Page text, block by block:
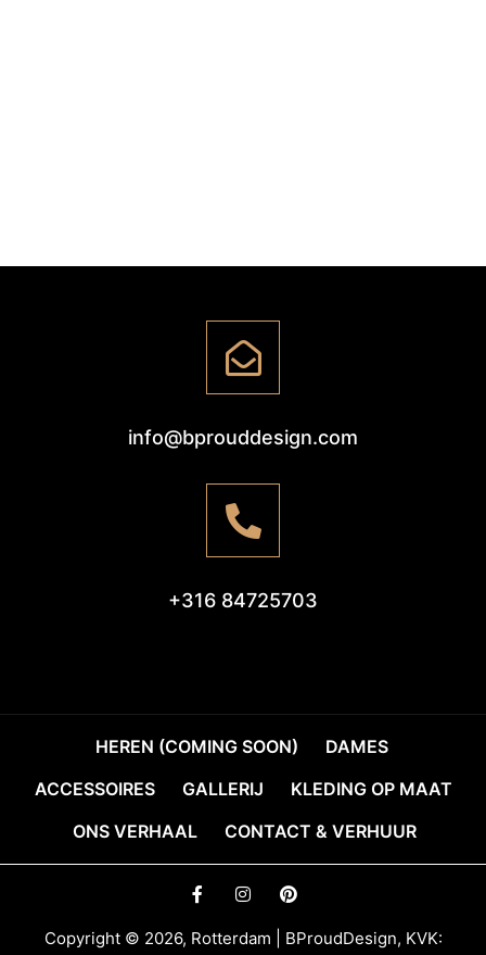
info@bprouddesign.com
+316 84725703
HEREN (COMING SOON)
DAMES
ACCESSOIRES
GALLERIJ
KLEDING OP MAAT
ONS VERHAAL
CONTACT & VERHUUR
Copyright © 2026, Rotterdam | BProudDesign, KVK: